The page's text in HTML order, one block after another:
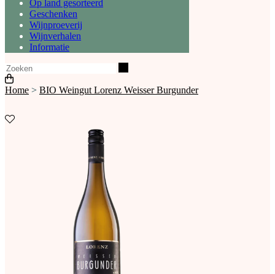
Op land gesorteerd
Geschenken
Wijnproeverij
Wijnverhalen
Informatie
Home > BIO Weingut Lorenz Weisser Burgunder